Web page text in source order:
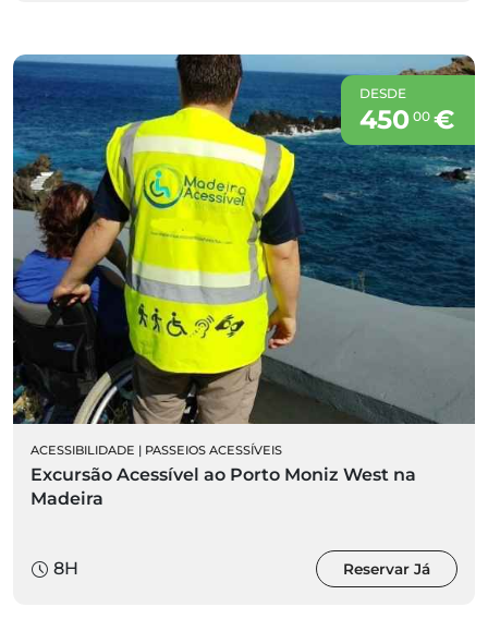
DESDE
450 00€
ACESSIBILIDADE | PASSEIOS ACESSÍVEIS
Excursão Acessível ao Porto Moniz West na
Madeira
8H Reservar Já